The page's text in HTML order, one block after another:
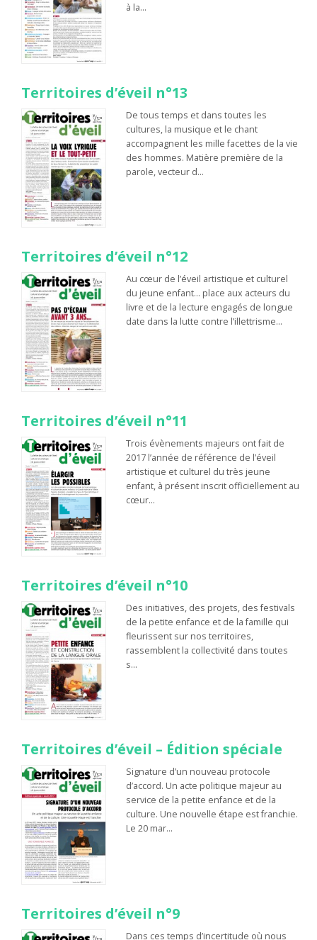
à la…
Territoires d’éveil n°13
De tous temps et dans toutes les
cultures, la musique et le chant
accompagnent les mille facettes de la vie
des hommes. Matière première de la
parole, vecteur d…
Territoires d’éveil n°12
Au cœur de l’éveil artistique et culturel
du jeune enfant… place aux acteurs du
livre et de la lecture engagés de longue
date dans la lutte contre l’illettrisme…
Territoires d’éveil n°11
Trois évènements majeurs ont fait de
2017 l’année de référence de l’éveil
artistique et culturel du très jeune
enfant, à présent inscrit officiellement au
cœur…
Territoires d’éveil n°10
Des initiatives, des projets, des festivals
de la petite enfance et de la famille qui
fleurissent sur nos territoires,
rassemblent la collectivité dans toutes
s…
Territoires d’éveil – Édition spéciale
Signature d’un nouveau protocole
d’accord. Un acte politique majeur au
service de la petite enfance et de la
culture. Une nouvelle étape est franchie.
Le 20 mar…
Territoires d’éveil n°9
Dans ces temps d’incertitude où nous